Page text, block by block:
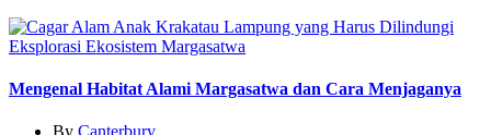
Eksplorasi Ekosistem Margasatwa
Mengenal Habitat Alami Margasatwa dan Cara Menjaganya